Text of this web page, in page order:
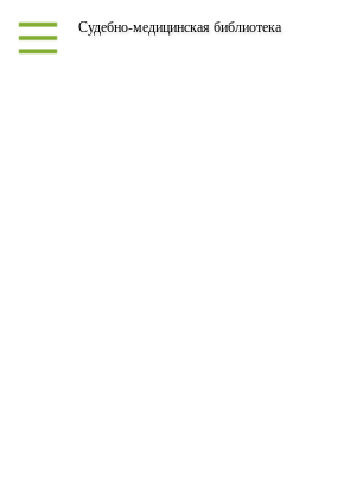
Судебно-медицинская библиотека